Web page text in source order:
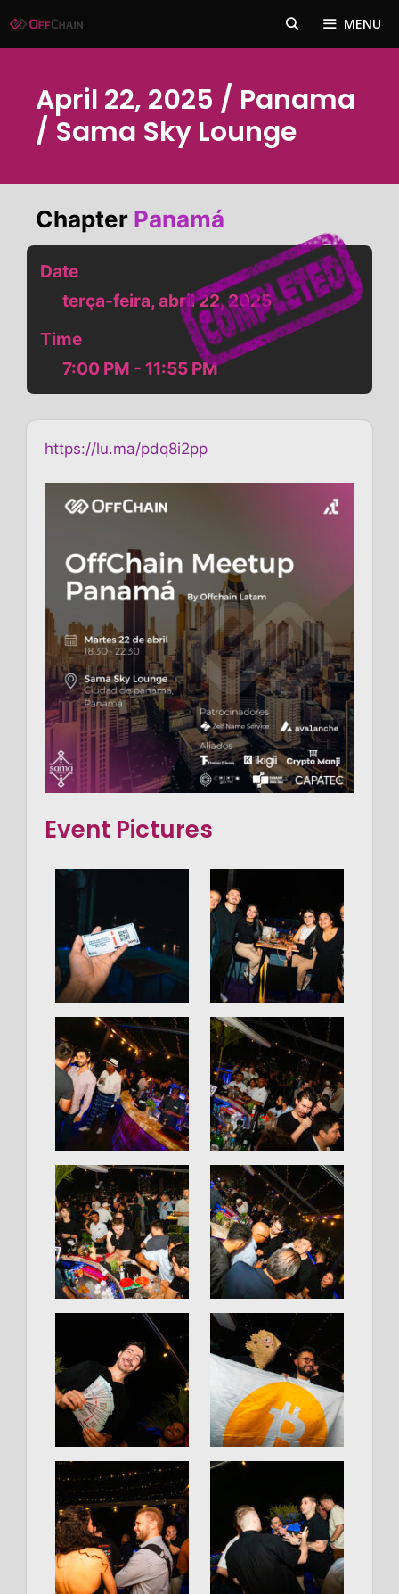
para
MENU
April 22, 2025 / Panama
/ Sama Sky Lounge
Chapter Panamá
Date
terça-feira, abril 22, 2025
Time
7:00 PM - 11:55 PM
https://lu.ma/pdq8i2pp
Event Pictures